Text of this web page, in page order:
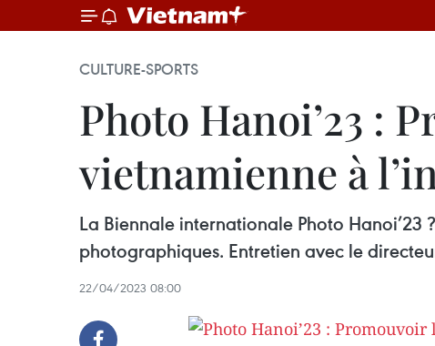
CULTURE-SPORTS
Photo Hanoi’23 :
vietnamienne à
La Biennale internationale Photo Hanoi’23
photographiques. Entretien avec le
22/04/2023 08:00